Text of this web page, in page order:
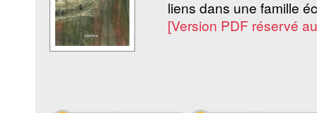
liens dans une famille
[Version PDF réservé